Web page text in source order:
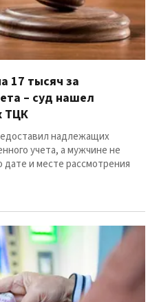
17 тысяч за
– суд нашел
ТЦК
надлежащих
учета, а мужчине не
и месте рассмотрения